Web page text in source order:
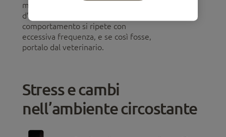
mangiare), per cui devi tenerlo
d’occhio per capire se il
comportamento si ripete con
eccessiva frequenza, e se così fosse,
portalo dal veterinario.
Stress e cambi
nell’ambiente circostante